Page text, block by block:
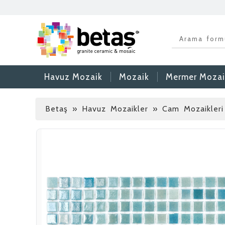
Havuz Mozaik Mozaik Mermer
Betaş » Havuz Mozaikler » Cam